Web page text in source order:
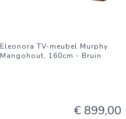
Eleonora TV-meubel Murphy
Mangohout, 160cm - Bruin
€ 899,00